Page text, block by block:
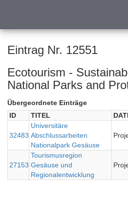
Eintrag Nr. 12551
Ecotourism -
National Parks and
Übergeordnete Einträge
ID
TITEL
32483
Universitäre
Abschlussarbeiten
Nationalpark Gesäuse
27153
Tourismusregion
Gesäuse und
Regionalentwicklung